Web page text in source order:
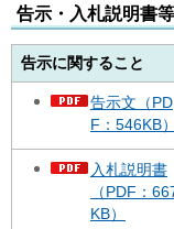
告示・入札説明書等
告示に関すること
告示文（PD
F：546KB）
入札説明書
（PDF：
KB）